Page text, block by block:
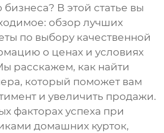
бизнеса? В этой статье вы
обзор лучших
по выбору качественной
о ценах и условиях
расскажем, как найти
который поможет вам
и увеличить продажи.
факторах успеха при
домашних курток,